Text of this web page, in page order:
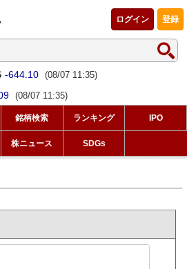
登録
ログイン
-644.10 (08/07 11:35)
(08/07 11:35)
銘柄検索 ランキング IPO
株ニュース SDGs